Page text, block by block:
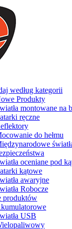
that we provide
to browse
to help us analyze
To learn
you can access our
według kategorii
Produkty
montowane na
ręczne
do hełmu
oceniane pod
kątowe
awaryjne
Robocze
produktów
USB